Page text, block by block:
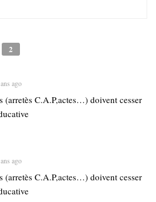
2
ago
(arretès C.A.P,actes…) doivent cesser
ago
(arretès C.A.P,actes…) doivent cesser